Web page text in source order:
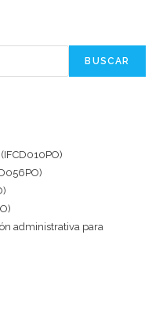
BUSCAR
administrativa para